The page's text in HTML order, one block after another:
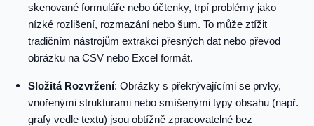
skenované formuláře nebo účtenky, trpí problémy jako
nízké rozlišení, rozmazání nebo šum. To může ztížit
tradičním nástrojům extrakci přesných dat nebo převod
obrázku na CSV nebo Excel formát.
Složitá Rozvržení: Obrázky s překrývajícími se prvky,
vnořenými strukturami nebo smíšenými typy obsahu (např.
grafy vedle textu) jsou obtížně zpracovatelné bez